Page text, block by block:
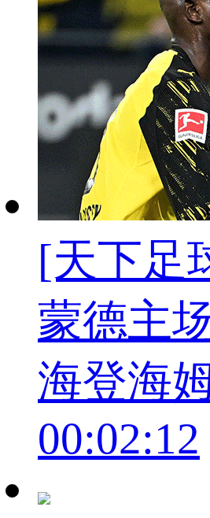
[天下足
蒙德主
海登海
00:02:12